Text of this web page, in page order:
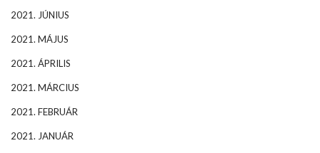
2021. JÚNIUS
2021. MÁJUS
2021. ÁPRILIS
2021. MÁRCIUS
2021. FEBRUÁR
2021. JANUÁR